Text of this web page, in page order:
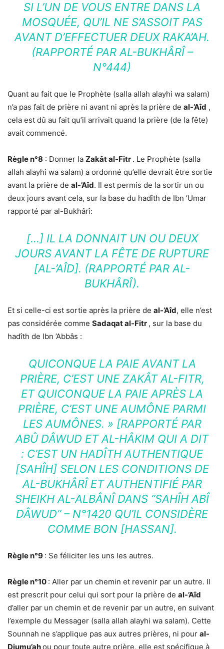
SI L’UN DE VOUS ENTRE DANS LA
MOSQUÉE, QU’IL NE S’ASSOIT PAS
AVANT D’EFFECTUER DEUX RAKA’AH.
(RAPPORTÉ PAR AL-BUKHÂRÎ –
N°444)
Quant au fait que le Prophète (salla allah alayhi wa salam)
n’a pas fait de prière ni avant ni après la prière de al-’Aîd ,
cela est dû au fait qu’il arrivait quand la prière (de la fête)
avait commencé.
Règle n°8 : Donner la Zakât al-Fitr . Le Prophète (salla
allah alayhi wa salam) a ordonné qu’elle devrait être sortie
avant la prière de al-’Aîd. Il est permis de la sortir un ou
deux jours avant cela, sur la base du hadîth de Ibn ’Umar
rapporté par al-Bukhârî:
[…] IL LA DONNAIT UN OU DEUX
JOURS AVANT LA FÊTE DE RUPTURE
[AL-’AÎD]. (RAPPORTÉ PAR AL-
BUKHÂRÎ).
Et si celle-ci est sortie après la prière de al-’Aîd, elle n’est
pas considérée comme Sadaqat al-Fitr , sur la base du
hadîth de Ibn ’Abbâs :
QUICONQUE LA PAIE AVANT LA
PRIÈRE, C’EST UNE ZAKÂT AL-FITR,
ET QUICONQUE LA PAIE APRÈS LA
PRIÈRE, C’EST UNE AUMÔNE PARMI
LES AUMÔNES. » [RAPPORTÉ PAR
ABÛ DÂWUD ET AL-HÂKIM QUI A DIT
: C’EST UN HADÎTH AUTHENTIQUE
[SAHÎH] SELON LES CONDITIONS DE
AL-BUKHÂRÎ ET AUTHENTIFIÉ PAR
SHEIKH AL-ALBÂNÎ DANS “SAHÎH ABÎ
DÂWUD” – N°1420 QU’IL CONSIDÈRE
COMME BON [HASSAN].
Règle n°9 : Se féliciter les uns les autres.
Règle n°10 : Aller par un chemin et revenir par un autre. Il
est prescrit pour celui qui sort pour la prière de al-’Aîd
d’aller par un chemin et de revenir par un autre, en suivant
l’exemple du Messager (salla allah alayhi wa salam). Cette
Sounnah ne s’applique pas aux autres prières, ni pour al-
Djumu’ahou pour toute autre prière, elle est spécifique à